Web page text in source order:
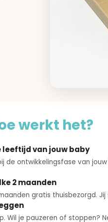
werkt het?
leeftijd van jouw baby
de ontwikkelingsfase van jouw
2 maanden
gratis thuisbezorgd.
Wil je pauzeren of stoppen?